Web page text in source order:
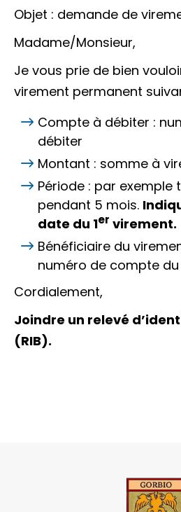
Objet : demande de
Madame/Monsieur,
Je vous prie de bien
virement permanent
Compte à débiter :
débiter
Montant : somme à
Période : par exemple
pendant 5 mois.
date du 1er virement.
Bénéficiaire du
numéro de compte
Cordialement,
Joindre un relevé
(RIB).